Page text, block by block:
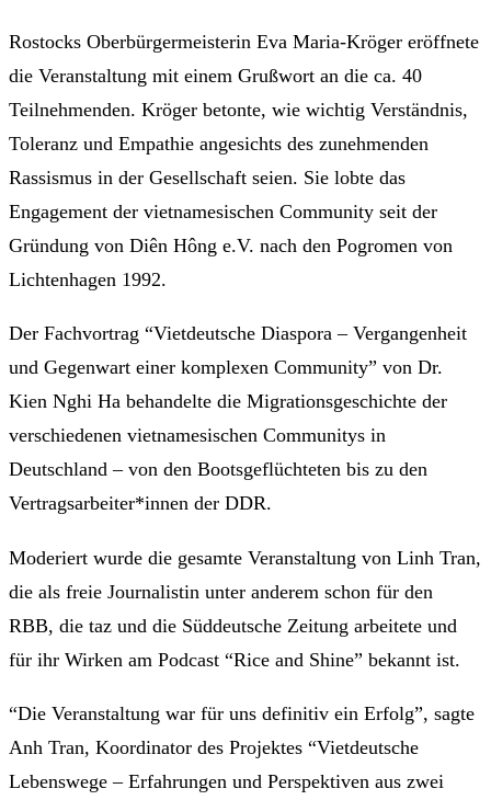
Rostocks Oberbürgermeisterin Eva Maria-Kröger eröffnete
die Veranstaltung mit einem Grußwort an die ca. 40
Teilnehmenden. Kröger betonte, wie wichtig Verständnis,
Toleranz und Empathie angesichts des zunehmenden
Rassismus in der Gesellschaft seien. Sie lobte das
Engagement der vietnamesischen Community seit der
Gründung von Diên Hông e.V. nach den Pogromen von
Lichtenhagen 1992.
Der Fachvortrag “Vietdeutsche Diaspora – Vergangenheit
und Gegenwart einer komplexen Community” von Dr.
Kien Nghi Ha behandelte die Migrationsgeschichte der
verschiedenen vietnamesischen Communitys in
Deutschland – von den Bootsgeflüchteten bis zu den
Vertragsarbeiter*innen der DDR.
Moderiert wurde die gesamte Veranstaltung von Linh Tran,
die als freie Journalistin unter anderem schon für den
RBB, die taz und die Süddeutsche Zeitung arbeitete und
für ihr Wirken am Podcast “Rice and Shine” bekannt ist.
“Die Veranstaltung war für uns definitiv ein Erfolg”, sagte
Anh Tran, Koordinator des Projektes “Vietdeutsche
Lebenswege – Erfahrungen und Perspektiven aus zwei